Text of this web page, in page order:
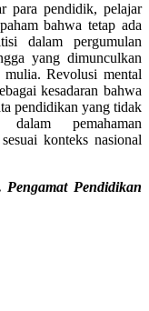
para pendidik, pelajar
bahwa tetap ada
dalam pergumulan
yang dimunculkan
mulia. Revolusi mental
kesadaran bahwa
pendidikan yang tidak
dalam pemahaman
konteks nasional
Pendidikan